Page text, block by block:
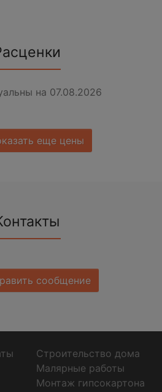
на 07.08.2026
еще цены
сообщение
Строительство дома
Малярные работы
Монтаж гипсокартона